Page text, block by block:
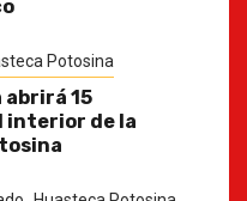
Potosina
abrirá 15
interior de la